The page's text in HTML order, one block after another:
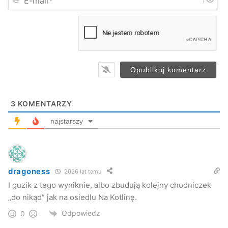
miasto osiedla
spotkanie zarządy
m
3 KOMENTARZY
najstarszy
dragoness 2026 lat temu
I guzik z tego wyniknie, albo zbudują kolejny chodniczek
„do nikąd” jak na osiedlu Na Kotlinę.
0 Odpowiedz